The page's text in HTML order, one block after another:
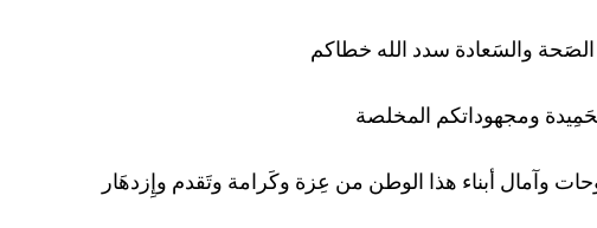
الصَحة والسَعادة سدد الله خطاكم
ومجهوداتكم المخلصة
وآمال أبناء هذا الوطن من عِزة وكَرامة وتَقدم وإِزدهَار